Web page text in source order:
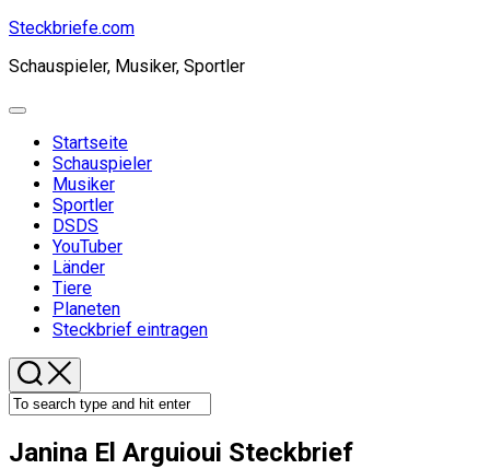
Skip
content
Steckbriefe.com
Schauspieler, Musiker, Sportler
Expand
Startseite
Schauspieler
Musiker
Sportler
Current
Page
Parent
DSDS
YouTuber
Länder
Tiere
Planeten
Steckbrief eintragen
Janina El Arguioui Steckbrief